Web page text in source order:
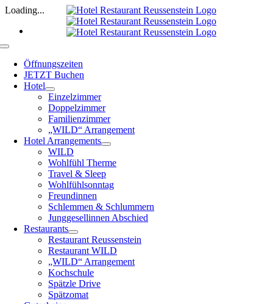
Zum
springen
Toggle
NavigationÖffnungszeiten
JETZT Buchen
Hotel
Einzelzimmer
Doppelzimmer
Familienzimmer
„WILD“ Arrangement
Hotel Arrangements
WILD
Wohlfühl Therme
Travel & Sleep
Wohlfühlsonntag
Freundinnen
Schlemmen & Schlummern
Junggesellinnen Abschied
Restaurants
Restaurant Reussenstein
Restaurant WILD
„WILD“ Arrangement
Kochschule
Spätzle Drive
Spätzomat
Loading...